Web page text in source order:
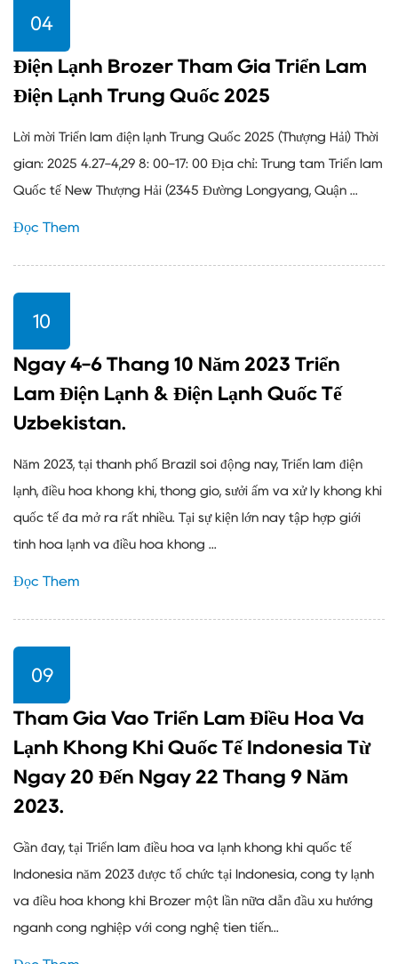
04
Điện Lạnh Brozer Tham Gia Triển Lãm
Điện Lạnh Trung Quốc 2025
Lời mời Triển lãm điện lạnh Trung Quốc 2025 (Thượng Hải) Thời
gian: 2025 4.27-4,29 8: 00-17: 00 Địa chỉ: Trung tâm Triển lãm
Quốc tế New Thượng Hải (2345 Đường Longyang, Quận ...
Đọc Thêm
10
Ngày 4-6 Tháng 10 Năm 2023 Triển
Lãm Điện Lạnh & Điện Lạnh Quốc Tế
Uzbekistan.
Năm 2023, tại thành phố Brazil sôi động này, Triển lãm điện
lạnh, điều hòa không khí, thông gió, sưởi ấm và xử lý không khí
quốc tế đã mở ra rất nhiều. Tại sự kiện lớn này tập hợp giới
tinh hoa lạnh và điều hòa không ...
Đọc Thêm
09
Tham Gia Vào Triển Lãm Điều Hòa Và
Lạnh Không Khí Quốc Tế Indonesia Từ
Ngày 20 Đến Ngày 22 Tháng 9 Năm
2023.
Gần đây, tại Triển lãm điều hòa và lạnh không khí quốc tế
Indonesia năm 2023 được tổ chức tại Indonesia, công ty lạnh
và điều hòa không khí Brozer một lần nữa dẫn đầu xu hướng
ngành công nghiệp với công nghệ tiên tiến...